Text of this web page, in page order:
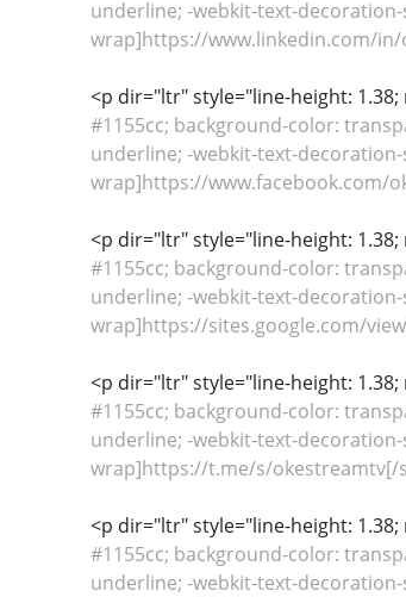
underline; -webkit-text-
wrap]https://www.linkedin.com/
<p dir="ltr" style="line-height:
#1155cc; background-color:
underline; -webkit-text-
wrap]https://www.facebook.com/
<p dir="ltr" style="line-height:
#1155cc; background-color:
underline; -webkit-text-
wrap]https://sites.google.com/
<p dir="ltr" style="line-height:
#1155cc; background-color:
underline; -webkit-text-
wrap]https://t.me/s/okestreamtv[/
<p dir="ltr" style="line-height:
#1155cc; background-color:
underline; -webkit-text-